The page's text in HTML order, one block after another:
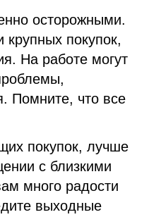
осторожными.
крупных покупок,
На работе могут
Помните, что все
покупок, лучше
с близкими
много радости
выходные